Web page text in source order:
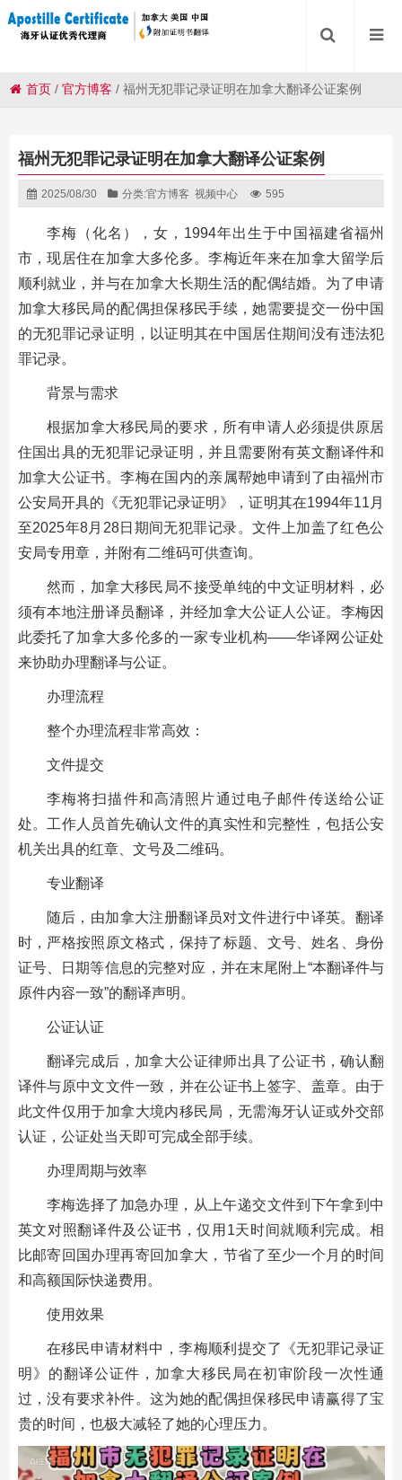
首页 /官方博客 /福州无犯罪记录证明在加拿大翻译公证案例
福州无犯罪记录证明在加拿大翻译公证案例
2025/08/30 分类:官方博客 视频中心 595
李梅（化名），女，1994年出生于中国福建省福州
市，现居住在加拿大多伦多。李梅近年来在加拿大留学后
顺利就业，并与在加拿大长期生活的配偶结婚。为了申请
加拿大移民局的配偶担保移民手续，她需要提交一份中国
的无犯罪记录证明，以证明其在中国居住期间没有违法犯
罪记录。
背景与需求
根据加拿大移民局的要求，所有申请人必须提供原居
住国出具的无犯罪记录证明，并且需要附有英文翻译件和
加拿大公证书。李梅在国内的亲属帮她申请到了由福州市
公安局开具的《无犯罪记录证明》，证明其在1994年11月
至2025年8月28日期间无犯罪记录。文件上加盖了红色公
安局专用章，并附有二维码可供查询。
然而，加拿大移民局不接受单纯的中文证明材料，必
须有本地注册译员翻译，并经加拿大公证人公证。李梅因
此委托了加拿大多伦多的一家专业机构——华译网公证处
来协助办理翻译与公证。
办理流程
整个办理流程非常高效：
文件提交
李梅将扫描件和高清照片通过电子邮件传送给公证
处。工作人员首先确认文件的真实性和完整性，包括公安
机关出具的红章、文号及二维码。
专业翻译
随后，由加拿大注册翻译员对文件进行中译英。翻译
时，严格按照原文格式，保持了标题、文号、姓名、身份
证号、日期等信息的完整对应，并在末尾附上“本翻译件与
原件内容一致”的翻译声明。
公证认证
翻译完成后，加拿大公证律师出具了公证书，确认翻
译件与原中文文件一致，并在公证书上签字、盖章。由于
此文件仅用于加拿大境内移民局，无需海牙认证或外交部
认证，公证处当天即可完成全部手续。
办理周期与效率
李梅选择了加急办理，从上午递交文件到下午拿到中
英文对照翻译件及公证书，仅用1天时间就顺利完成。相
比邮寄回国办理再寄回加拿大，节省了至少一个月的时间
和高额国际快递费用。
使用效果
在移民申请材料中，李梅顺利提交了《无犯罪记录证
明》的翻译公证件，加拿大移民局在初审阶段一次性通
过，没有要求补件。这为她的配偶担保移民申请赢得了宝
贵的时间，也极大减轻了她的心理压力。
视